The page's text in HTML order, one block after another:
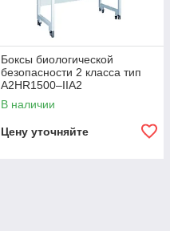
Боксы биологической
безопасности 2 класса тип
А2HR1500–IIA2
В наличии
Цену уточняйте